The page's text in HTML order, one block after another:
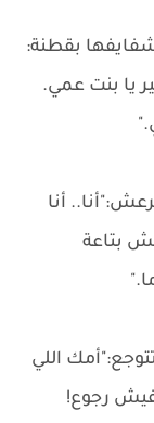
بقطنة:
يا بنت عمي.
أنا
بتاعة
اللي
رجوع!